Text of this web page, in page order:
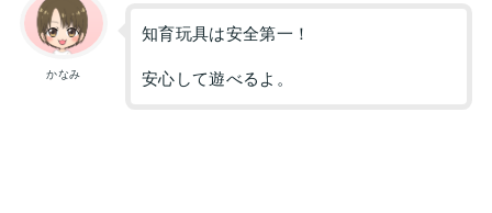
かなみ
知育玩具は安全第一！
安心して遊べるよ。